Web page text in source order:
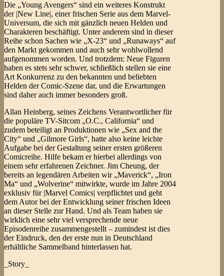
Die „Young Avengers“ sind ein weiteres Konstrukt
der |New Line|, einer frischen Serie aus dem Marvel-
Universum, die sich mit gänzlich neuen Helden und
Charakteren beschäftigt. Unter anderem sind in dieser
Reihe schon Sachen wie „X-23“ und „Runaways“ auf
den Markt gekommen und auch sehr wohlwollend
aufgenommen worden. Und trotzdem: Neue Figuren
haben es stets sehr schwer, schließlich stellen sie eine
Art Konkurrenz zu den bekannten und beliebten
Helden der Comic-Szene dar, und die Erwartungen
sind daher auch immer besonders groß.
Allan Heinberg, seines Zeichens Verantwortlicher für
die populäre TV-Sitcom „O.C., California“ und
zudem beteiligt an Produktionen wie „Sex and the
City“ und „Gilmore Girls“, hatte also keine leichte
Aufgabe bei der Gestaltung seiner ersten größeren
Comicreihe. Hilfe bekam er hierbei allerdings von
einem sehr erfahrenen Zeichner. Jim Cheung, der
bereits an legendären Arbeiten wir „Maverick“, „Iron
Ma“ und „Wolverine“ mitwirkte, wurde im Jahre 2004
exklusiv für |Marvel Comics| verpflichtet und geht
dem Autor bei der Entwicklung seiner frischen Ideen
an dieser Stelle zur Hand. Und als Team haben sie
wirklich eine sehr viel versprechende neue
Episodenreihe zusammengestellt – zumindest ist dies
der Eindruck, den der erste nun in Deutschland
erhältliche Sammelband hinterlassen hat.
_Story_